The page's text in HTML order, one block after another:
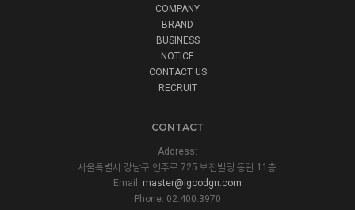
COMPANY
BRAND
BUSINESS
NOTICE
CONTACT US
RECRUIT
CONTACT
Address:
서울특별시 강남구 언주로 725 보전빌딩 동관 11층
Email: master@igoodgn.com
Phone: 02.400.3970